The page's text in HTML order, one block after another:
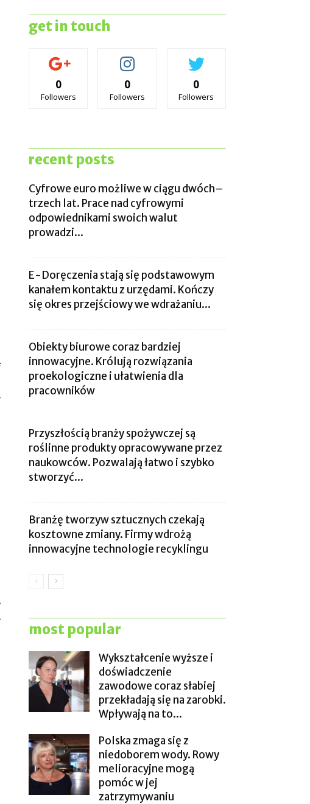
get in touch
0
Followers
0
Followers
0
Followers
recent posts
Cyfrowe euro możliwe w ciągu dwóch–
trzech lat. Prace nad cyfrowymi
odpowiednikami swoich walut
prowadzi...
E-Doręczenia stają się podstawowym
kanałem kontaktu z urzędami. Kończy
się okres przejściowy we wdrażaniu...
Obiekty biurowe coraz bardziej
innowacyjne. Królują rozwiązania
proekologiczne i ułatwienia dla
pracowników
Przyszłością branży spożywczej są
roślinne produkty opracowywane przez
naukowców. Pozwalają łatwo i szybko
stworzyć...
Branżę tworzyw sztucznych czekają
kosztowne zmiany. Firmy wdrożą
innowacyjne technologie recyklingu
most popular
Wykształcenie wyższe i
doświadczenie
zawodowe coraz słabiej
przekładają się na zarobki.
Wpływają na to...
Polska zmaga się z
niedoborem wody. Rowy
melioracyjne mogą
pomóc w jej
zatrzymywaniu